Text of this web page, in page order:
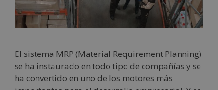
El sistema MRP (Material Requirement Planning)
se ha instaurado en todo tipo de compañías y se
ha convertido en uno de los motores más